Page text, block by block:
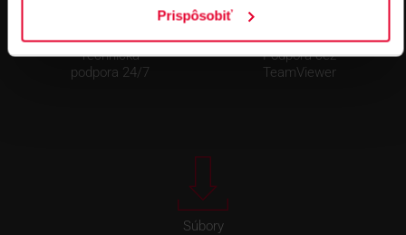
Prispôsobiť
Technická
podpora 24/7
Podpora cez
TeamViewer
Súbory